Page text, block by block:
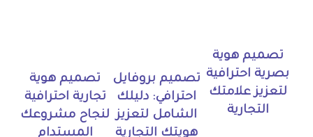
تصميم هوية
بصرية احترافية
لتعزيز علامتك
التجارية
تصميم بروفايل
احترافي: دليلك
الشامل لتعزيز
هويتك التجارية
تصميم هوية
تجارية احترافية
لنجاح مشروعك
المستدام